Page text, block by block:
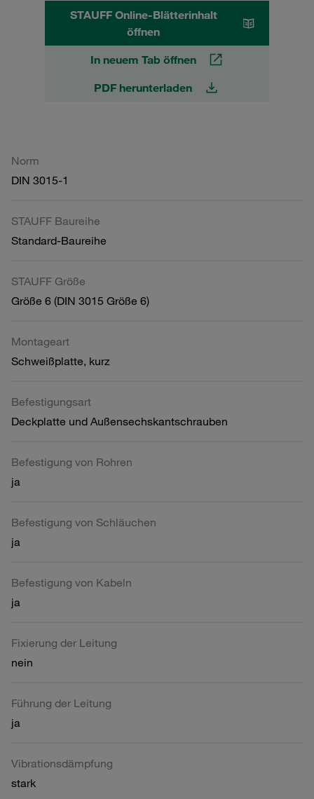
STAUFF Online-Blätterinhalt
öffnen
In neuem Tab öffnen
PDF herunterladen
Norm
DIN 3015-1
STAUFF Baureihe
Standard-Baureihe
STAUFF Größe
Größe 6 (DIN 3015 Größe 6)
Montageart
Schweißplatte, kurz
Befestigungsart
Deckplatte und Außensechskantschrauben
Befestigung von Rohren
ja
Befestigung von Schläuchen
ja
Befestigung von Kabeln
ja
Fixierung der Leitung
nein
Führung der Leitung
ja
Vibrationsdämpfung
stark